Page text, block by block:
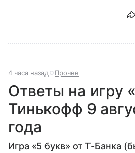
4 часа назад Прочее
Ответы на игру
Тинькофф 9
года
Игра «5 букв» от Т-Банка